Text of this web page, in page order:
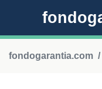
fondogarantia.com